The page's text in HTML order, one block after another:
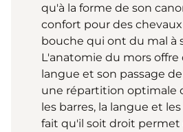
qu'à la forme de son
confort pour des
bouche qui ont du mal à
L'anatomie du mors offre
langue et son passage
une répartition optimale
les barres, la langue et
fait qu'il soit droit permet